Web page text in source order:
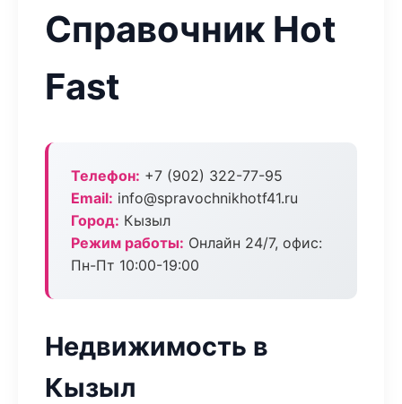
Справочник Hot
Fast
Телефон: +7 (902) 322-77-95
Email: info@spravochnikhotf41.ru
Город: Кызыл
Режим работы: Онлайн 24/7, офис:
Пн-Пт 10:00-19:00
Недвижимость в
Кызыл